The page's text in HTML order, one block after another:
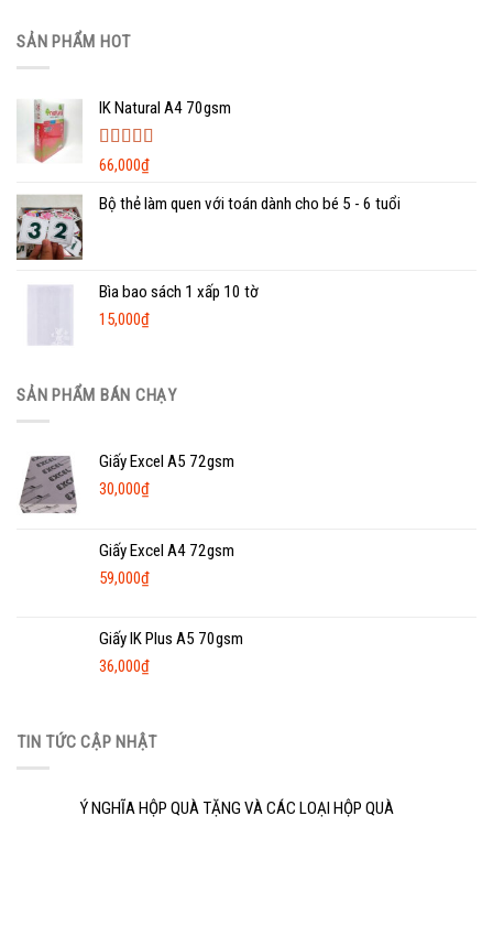
SẢN PHẨM HOT
IK Natural A4 70gsm
Được xếp
5.00
sao
66,000₫
Bộ thẻ làm quen với toán dành cho bé 5 - 6 tuổi
Bìa bao sách 1 xấp 10 tờ
15,000₫
SẢN PHẨM BÁN CHẠY
Giấy Excel A5 72gsm
30,000₫
Giấy Excel A4 72gsm
59,000₫
Giấy IK Plus A5 70gsm
36,000₫
TIN TỨC CẬP NHẬT
Ý NGHĨA HỘP QUÀ TẶNG VÀ CÁC LOẠI HỘP QUÀ